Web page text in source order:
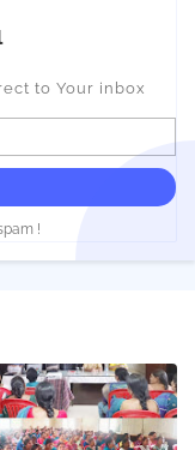
to Your inbox
!